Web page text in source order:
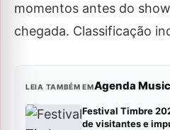
momentos antes do
chegada. Classificação
LEIA TAMBÉM EMAgenda
Festival Timbre
de visitantes e